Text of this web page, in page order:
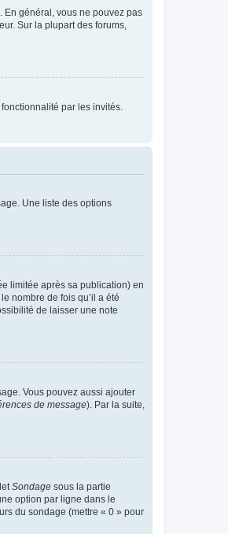
En général, vous ne pouvez pas
Sur la plupart des forums,
par les invités.
Une liste des options
limitée après sa publication) en
nombre de fois qu’il a été
de laisser une note
Vous pouvez aussi ajouter
de message). Par la suite,
Sondage sous la partie
option par ligne dans le
du sondage (mettre « 0 » pour